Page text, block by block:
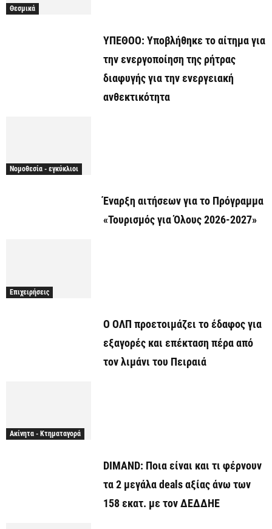
Θεσμικά
ΥΠΕΘΟΟ: Υποβλήθηκε το αίτημα για
την ενεργοποίηση της ρήτρας
διαφυγής για την ενεργειακή
ανθεκτικότητα
Νομοθεσία - εγκύκλιοι
Έναρξη αιτήσεων για το Πρόγραμμα
«Τουρισμός για Όλους 2026-2027»
Επιχειρήσεις
O ΟΛΠ προετοιμάζει το έδαφος για
εξαγορές και επέκταση πέρα από
τον λιμάνι του Πειραιά
Ακίνητα - Κτηματαγορά
DIMAND: Ποια είναι και τι φέρνουν
τα 2 μεγάλα deals αξίας άνω των
158 εκατ. με τον ΔΕΔΔΗΕ